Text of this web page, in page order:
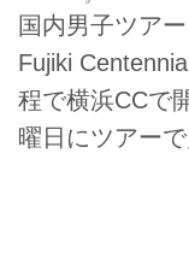
国内男子ツア
Fujiki
程で横浜CCで
曜日にツアー